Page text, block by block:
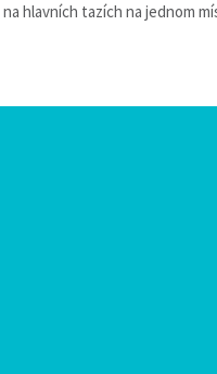
na hlavních tazích na jednom